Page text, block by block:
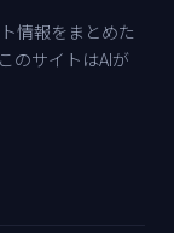
情報をまとめた
のサイトはAIが